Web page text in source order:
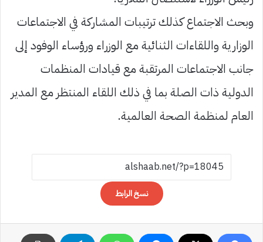
وبحث الاجتماع كذلك ترتيبات المشاركة في الاجتماعات
الوزارية واللقاءات الثنائية مع الوزراء ورؤساء الوفود إلى
جانب الاجتماعات المرتقبة مع قيادات المنظمات
الدولية ذات الصلة بما في ذلك اللقاء المنتظر مع المدير
العام لمنظمة الصحة العالمية.
نسخ الرابط